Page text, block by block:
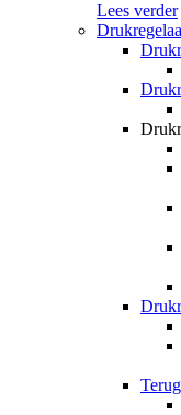
Lees verder